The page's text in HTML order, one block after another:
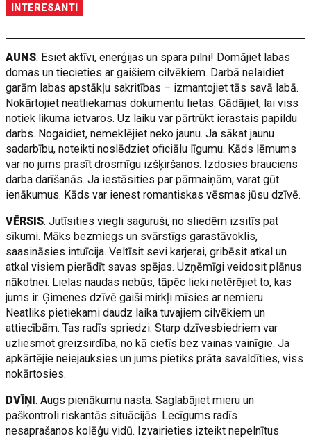
INTERESANTI
AUNS. Esiet aktīvi, enerģijas un spara pilni! Domājiet labas
domas un tiecieties ar gaišiem cilvēkiem. Darbā nelaidiet
garām labas apstākļu sakritības – izmantojiet tās savā labā.
Nokārtojiet neatliekamas dokumentu lietas. Gādājiet, lai viss
notiek likuma ietvaros. Uz laiku var pārtrūkt ierastais papildu
darbs. Nogaidiet, nemeklējiet neko jaunu. Ja sākat jaunu
sadarbību, noteikti noslēdziet oficiālu līgumu. Kāds lēmums
var no jums prasīt drosmīgu izšķiršanos. Izdosies brauciens
darba darīšanās. Ja iestāsities par pārmaiņām, varat gūt
ienākumus. Kāds var ienest romantiskas vēsmas jūsu dzīvē.
VĒRSIS. Jutīsities viegli saguruši, no sliedēm izsitīs pat
sīkumi. Māks bezmiegs un svārstīgs garastāvoklis,
saasināsies intuīcija. Veltīsit sevi karjerai, gribēsit atkal un
atkal visiem pierādīt savas spējas. Uzņēmīgi veidosit plānus
nākotnei. Lielas naudas nebūs, tāpēc lieki netērējiet to, kas
jums ir. Ģimenes dzīvē gaiši mirkļi mīsies ar nemieru.
Neatliks pietiekami daudz laika tuvajiem cilvēkiem un
attiecībām. Tas radīs spriedzi. Starp dzīvesbiedriem var
uzliesmot greizsirdība, no kā cietīs bez vainas vainīgie. Ja
apkārtējie neiejauksies un jums pietiks prāta savaldīties, viss
nokārtosies.
DVĪŅI. Augs pienākumu nasta. Saglabājiet mieru un
paškontroli riskantās situācijās. Lecīgums radīs
nesaprašanos kolēģu vidū. Izvairieties izteikt nepelnītus